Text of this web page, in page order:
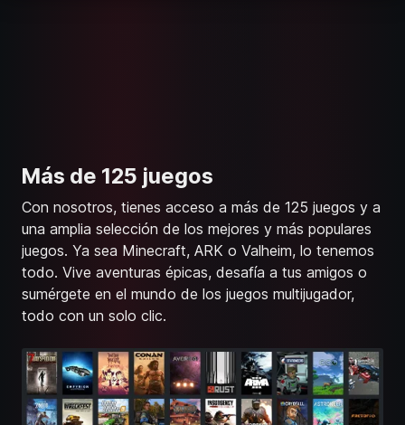
Más de 125 juegos
Con nosotros, tienes acceso a más de 125 juegos y a
una amplia selección de los mejores y más populares
juegos. Ya sea Minecraft, ARK o Valheim, lo tenemos
todo. Vive aventuras épicas, desafía a tus amigos o
sumérgete en el mundo de los juegos multijugador,
todo con un solo clic.